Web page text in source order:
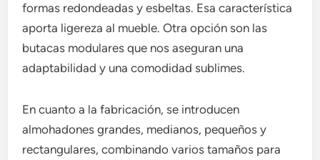
formas redondeadas y esbeltas. Esa característica
aporta ligereza al mueble. Otra opción son las
butacas modulares que nos aseguran una
adaptabilidad y una comodidad sublimes.
En cuanto a la fabricación, se introducen
almohadones grandes, medianos, pequeños y
rectangulares, combinando varios tamaños para